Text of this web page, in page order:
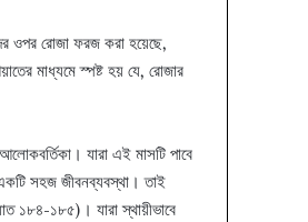
ওপর রোজা ফরজ করা হয়েছে,
মাধ্যমে স্পষ্ট হয় যে, রোজার
যারা এই মাসটি পাবে
সহজ জীবনব্যবস্থা। তাই
১৮৪-১৮৫)। যারা স্থায়ীভাবে